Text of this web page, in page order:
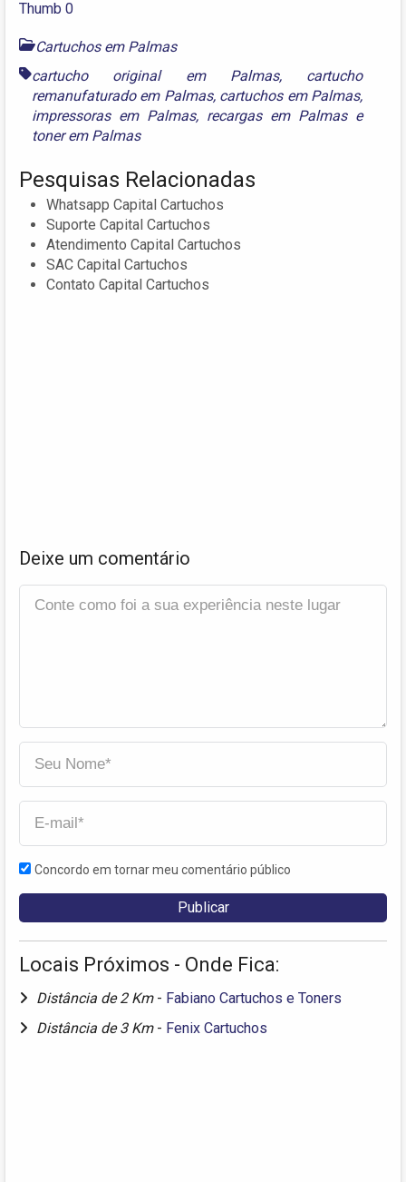
Cartuchos em Palmas
cartucho original em Palmas, cartucho
remanufaturado em Palmas, cartuchos em Palmas,
impressoras em Palmas, recargas em Palmase
toner em Palmas
Pesquisas Relacionadas
Whatsapp Capital Cartuchos
Suporte Capital Cartuchos
Atendimento Capital Cartuchos
SAC Capital Cartuchos
Contato Capital Cartuchos
Deixe um comentário
Concordo em tornar meu comentário público
Locais Próximos - Onde Fica:
Distância de 2 Km - Fabiano Cartuchos e Toners
Distância de 3 Km - Fenix Cartuchos